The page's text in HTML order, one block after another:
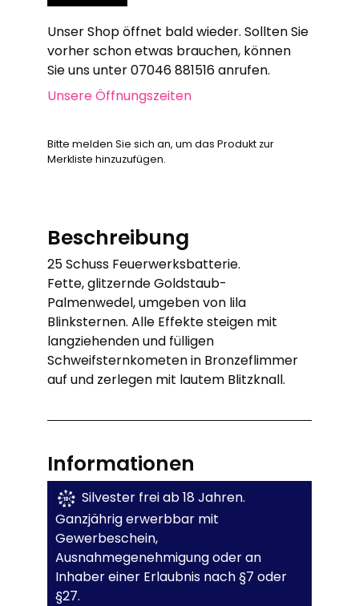
Unser Shop öffnet bald wieder. Sollten Sie
vorher schon etwas brauchen, können
Sie uns unter 07046 881516 anrufen.
Unsere Öffnungszeiten
Bitte melden Sie sich an, um das Produkt zur
Merkliste hinzuzufügen.
Beschreibung
25 Schuss Feuerwerksbatterie.
Fette, glitzernde Goldstaub-
Palmenwedel, umgeben von lila
Blinksternen. Alle Effekte steigen mit
langziehenden und fülligen
Schweifsternkometen in Bronzeflimmer
auf und zerlegen mit lautem Blitzknall.
Informationen
Silvester frei ab 18 Jahren.
Ganzjährig erwerbbar mit
Gewerbeschein,
Ausnahmegenehmigung oder an
Inhaber einer Erlaubnis nach §7 oder
§27.